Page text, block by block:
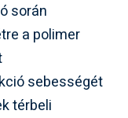
során
a polimer
sebességét
térbeli